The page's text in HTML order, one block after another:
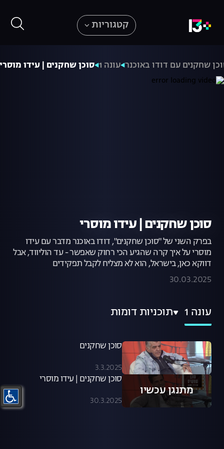
קטגוריות
שחקנים עם דודו באוכנר עונה 1 סוכן שחקנים | עידו מוסרי
סוכן שחקנים | עידו מוסרי
בפרק השני של "סוכן שחקנים", דודו באוכנר מדבר עם עידו
מוסרי על איך קרה שהגיע הכי רחוק שאפשר - עד הוליווד, אבל
דווקא כאן, בישראל, הוא לא מצליח לקבל תפקידים
30.03.2025
עונה 1 תוכניות דומות
סוכן שחקנים
3.3.2025
מתנגן עכשיו
סוכן שחקנים | עידו מוסרי
30.3.2025